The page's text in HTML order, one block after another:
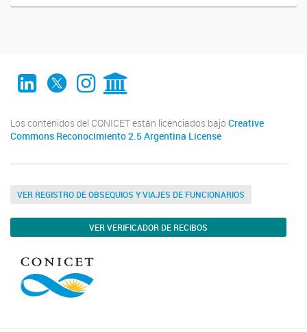
LinkedIn
Twitter
Instagram
CONICET Digital
Los contenidos del CONICET están licenciados bajo Creative
Commons Reconocimiento 2.5 Argentina License
VER REGISTRO DE OBSEQUIOS Y VIAJES DE FUNCIONARIOS
VER VERIFICADOR DE RECIBOS